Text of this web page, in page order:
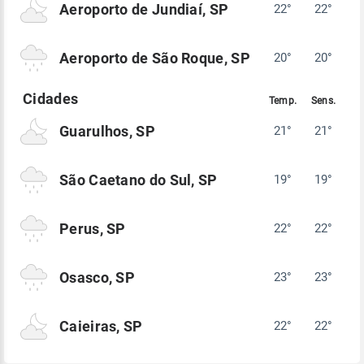
Aeroporto de Jundiaí, SP 22° 22°
Aeroporto de São Roque, SP 20° 20°
Guarulhos, SP 21° 21°
São Caetano do Sul, SP 19° 19°
Perus, SP 22° 22°
Osasco, SP 23° 23°
Caieiras, SP 22° 22°